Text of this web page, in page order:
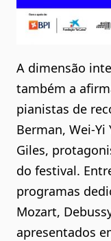
A dimensão
também a
pianistas de
Berman, Wei-Yi
Giles,
do festival.
programas
Mozart,
apresentados